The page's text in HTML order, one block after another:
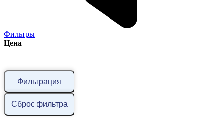
Фильтры
Цена
Фильтрация
Сброс фильтра